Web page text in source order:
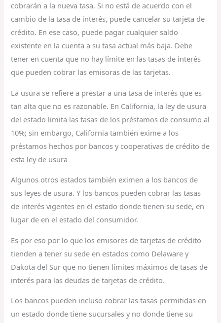
cobrarán a la nueva tasa. Si no está de acuerdo con el
cambio de la tasa de interés, puede cancelar su tarjeta de
crédito. En ese caso, puede pagar cualquier saldo
existente en la cuenta a su tasa actual más baja. Debe
tener en cuenta que no hay límite en las tasas de interés
que pueden cobrar las emisoras de las tarjetas.
La usura se refiere a prestar a una tasa de interés que es
tan alta que no es razonable. En California, la ley de usura
del estado limita las tasas de los préstamos de consumo al
10%; sin embargo, California también exime a los
préstamos hechos por bancos y cooperativas de crédito de
esta ley de usura
Algunos otros estados también eximen a los bancos de
sus leyes de usura. Y los bancos pueden cobrar las tasas
de interés vigentes en el estado donde tienen su sede, en
lugar de en el estado del consumidor.
Es por eso por lo que los emisores de tarjetas de crédito
tienden a tener su sede en estados como Delaware y
Dakota del Sur que no tienen límites máximos de tasas de
interés para las deudas de tarjetas de crédito.
Los bancos pueden incluso cobrar las tasas permitidas en
un estado donde tiene sucursales y no donde tiene su